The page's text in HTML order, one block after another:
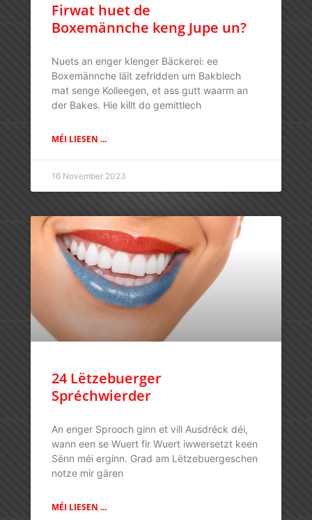
Firwat huet de
Boxemännche keng Jupe un?
Nuets an enger klenger Bäckerei: ee
Boxemännche läit zefridden um Bakblech
mat senge Kolleegen, et ass gutt waarm an
der Bakes. Hie killt do gemittlech
MÉI LIESEN ...
16 November 2023
24 Lëtzebuerger
Spréchwierder
An enger Sprooch ginn et vill Ausdréck déi,
wann een se Wuert fir Wuert iwwersetzt keen
Sënn méi erginn. Grad am Lëtzebuergeschen
notze mir gären
MÉI LIESEN ...